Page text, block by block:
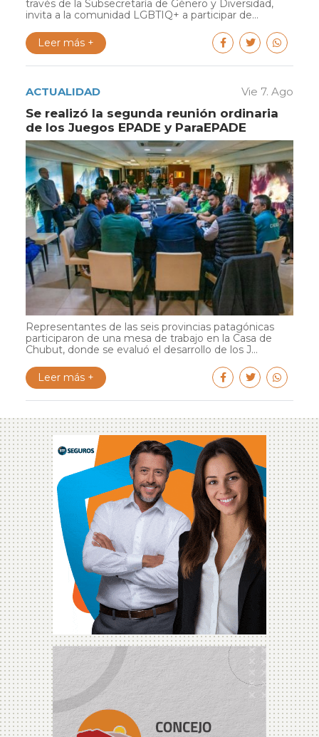
través de la Subsecretaría de Género y Diversidad,
invita a la comunidad LGBTIQ+ a participar de...
Leer más +
ACTUALIDAD Vie 7. Ago
Se realizó la segunda reunión ordinaria
de los Juegos EPADE y ParaEPADE
Representantes de las seis provincias patagónicas
participaron de una mesa de trabajo en la Casa de
Chubut, donde se evaluó el desarrollo de los J...
Leer más +